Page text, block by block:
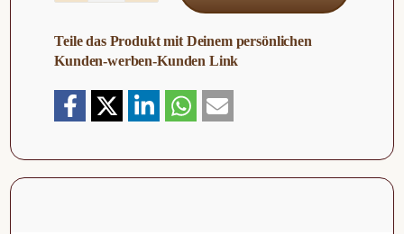
quantità
Teile das Produkt mit Deinem persönlichen
Kunden-werben-Kunden Link